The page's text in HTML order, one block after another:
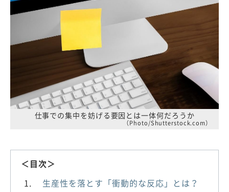
仕事での集中を妨げる要因とは一体何だろうか
（Photo/Shutterstock.com）
＜目次＞
生産性を落とす「衝動的な反応」とは？